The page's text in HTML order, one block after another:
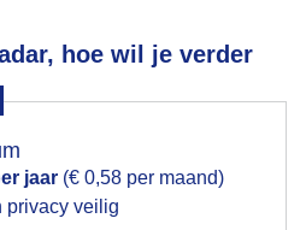
hoe wil je verder
jaar (€ 0,58 per maand)
privacy veilig
gebruiken voor het